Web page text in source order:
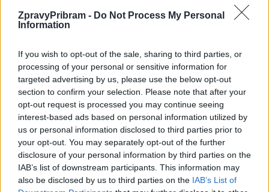
ZpravyPribram - Do Not Process My Personal
Information
If you wish to opt-out of the sale, sharing to third parties, or
processing of your personal or sensitive information for
targeted advertising by us, please use the below opt-out
section to confirm your selection. Please note that after your
opt-out request is processed you may continue seeing
interest-based ads based on personal information utilized by
us or personal information disclosed to third parties prior to
your opt-out. You may separately opt-out of the further
disclosure of your personal information by third parties on the
IAB’s list of downstream participants. This information may
also be disclosed by us to third parties on the IAB’s List of
Předchozí článek
Konec plánů na parkovací dům
v Milínské? Zastupitelé budou
řešit zrušení memoranda
Následující článek
Dnes odpoledne se opět sejdou
zastupitelé Příbrami